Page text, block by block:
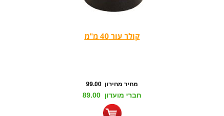
קולר עור 40 מ"מ
מחיר מחירון 99.00
חברי מועדון 89.00